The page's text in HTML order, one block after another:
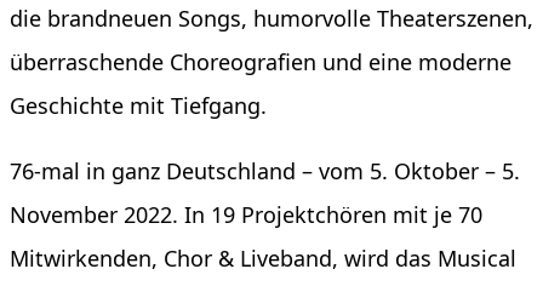
die brandneuen Songs, humorvolle Theaterszenen,
überraschende Choreografien und eine moderne
Geschichte mit Tiefgang.
76-mal in ganz Deutschland – vom 5. Oktober – 5.
November 2022. In 19 Projektchören mit je 70
Mitwirkenden, Chor & Liveband, wird das Musical